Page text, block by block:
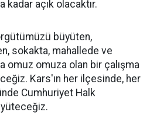
açık olacaktır.
büyüten,
sokakta, mahallede ve
omuz omuza olan bir çalışma
Kars'ın her ilçesinde, her
Cumhuriyet Halk